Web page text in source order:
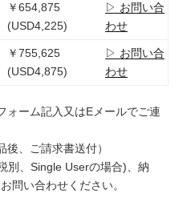
￥654,875
(USD4,225)
▷ お問い合
わせ
￥755,625
(USD4,875)
▷ お問い合
わせ
ォーム記入又はEメールでご連
、ご請求書送付）
別、Single Userの場合)、納
問い合わせください。